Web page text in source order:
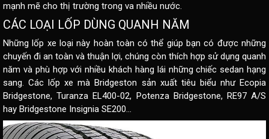
mạnh mẽ cho thị trường trong va nhiều nước.
CÁC LOẠI LỐP DÙNG QUANH NĂM
Những lốp xe loại này hoàn toàn có thể giúp bạn có được những
chuyến đi an toàn và thuận lợi, chúng còn thích hợp sử dụng quanh
năm và phù hợp với nhiều khách hàng lái những chiếc sedan hạng
sang. Các lốp xe mà Bridgeston sản xuất tiêu biểu như Ecopia
Bridgestone, Turanza EL400-02, Potenza Bridgestone, RE97 A/S
hay Bridgestone Insignia SE200…